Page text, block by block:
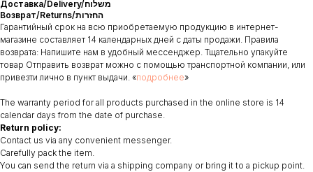
Доставка/Delivery/משלוח
Возврат/Returns/החזרות
Гарантийный срок на всю приобретаемую продукцию в интернет-
магазине составляет 14 календарных дней с даты продажи. Правила
возврата: Напишите нам в удобный мессенджер. Тщательно упакуйте
товар Отправить возврат можно с помощью транспортной компании, или
привезти лично в пункт выдачи. «подробнее»
The warranty period for all products purchased in the online store is 14
calendar days from the date of purchase.
Return policy:
Contact us via any convenient messenger.
Carefully pack the item.
You can send the return via a shipping company or bring it to a pickup point.